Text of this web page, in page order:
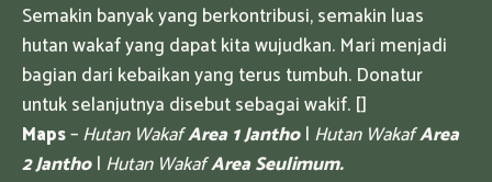
Semakin banyak yang berkontribusi, semakin luas
hutan wakaf yang dapat kita wujudkan. Mari menjadi
bagian dari kebaikan yang terus tumbuh. Donatur
untuk selanjutnya disebut sebagai wakif. []
Maps–Hutan WakafArea 1 Jantho| Hutan WakafArea
2 Jantho| Hutan WakafArea Seulimum.